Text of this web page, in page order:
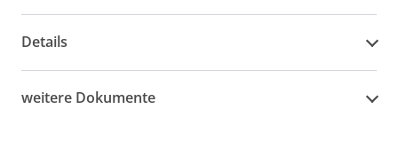
Details
weitere Dokumente